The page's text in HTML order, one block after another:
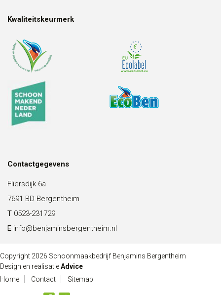
Kwaliteitskeurmerk
Contactgegevens
Fliersdijk 6a
7691 BD Bergentheim
T 0523-231729
E info@benjaminsbergentheim.nl
Copyright 2026 Schoonmaakbedrijf Benjamins Bergentheim
Design en realisatieAdvice
Home
Contact Sitemap